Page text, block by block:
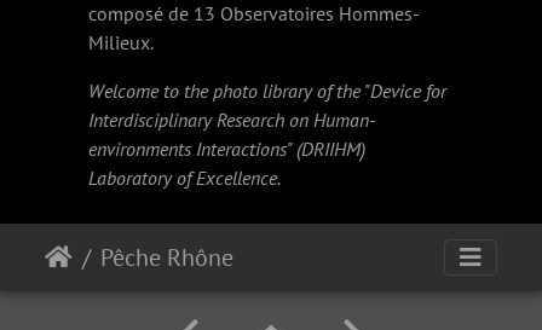
composé de 13 Observatoires Hommes-
Milieux.
Welcome to the photo library of the "Device for
Interdisciplinary Research on Human-
environments Interactions" (DRIIHM)
Laboratory of Excellence.
Pêche Rhône